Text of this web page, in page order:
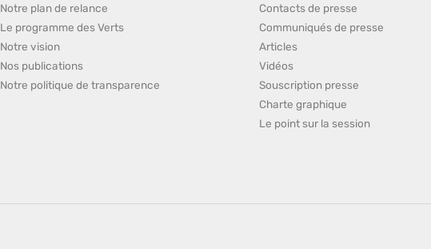
Notre plan de relance
Le programme des Verts
Notre vision
Nos publications
Notre politique de transparence
Contacts de presse
Communiqués de presse
Articles
Vidéos
Souscription presse
Charte graphique
Le point sur la session